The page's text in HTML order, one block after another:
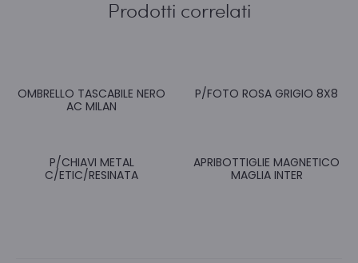
Prodotti correlati
OMBRELLO TASCABILE NERO
AC MILAN
P/FOTO ROSA GRIGIO 8X8
P/CHIAVI METAL
C/ETIC/RESINATA
APRIBOTTIGLIE MAGNETICO
MAGLIA INTER